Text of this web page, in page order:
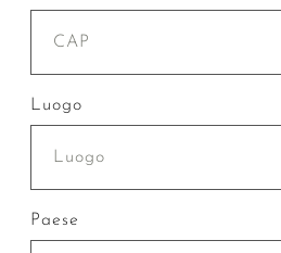
Luogo
Paese